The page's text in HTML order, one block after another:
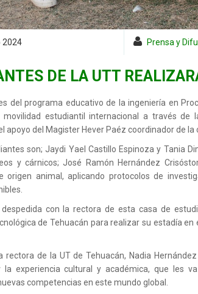
2024 Prensa y
DE LA UTT
del programa educativo de la ingeniería en
movilidad estudiantil internacional a través de
apoyo del Magister Hever Paéz coordinador de la
son; Jaydi Yael Castillo Espinoza y Tania
y cárnicos; José Ramón Hernández
origen animal, aplicando protocolos de
despedida con la rectora de esta casa de
de Tehuacán para realizar su estadía
rectora de la UT de Tehuacán, Nadia
la experiencia cultural y académica, que les
competencias en este mundo global.